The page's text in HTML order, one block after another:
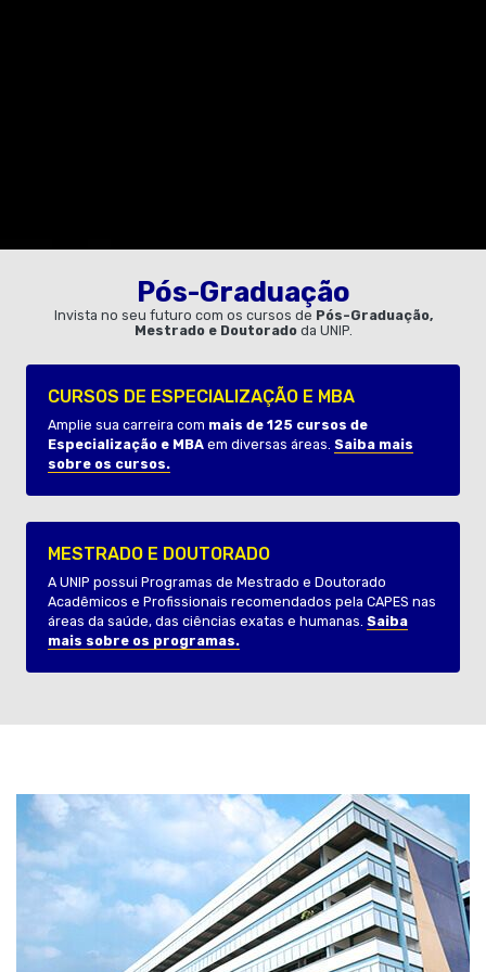
Pós-Graduação
Invista no seu futuro com os cursos de Pós-Graduação,
Mestrado e Doutoradoda UNIP.
CURSOS DE ESPECIALIZAÇÃO E MBA
Amplie sua carreira com mais de 125 cursos de
Especialização e MBA em diversas áreas. Saiba mais
sobre os cursos.
MESTRADO E DOUTORADO
A UNIP possui Programas de Mestrado e Doutorado
Acadêmicos e Profissionais recomendados pela CAPES nas
áreas da saúde, das ciências exatas e humanas. Saiba
mais sobre os programas.